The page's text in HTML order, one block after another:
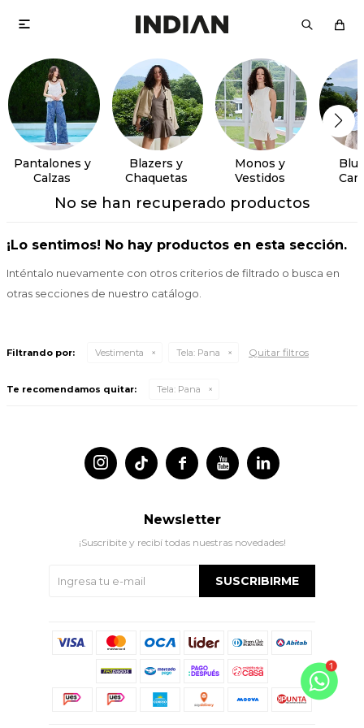

Pantalones y
Calzas
Blazers y
Chaquetas
Monos y
Vestidos
No se han recuperado productos
¡Lo sentimos! No hay productos en esta sección.
Inténtalo nuevamente con otros criterios de filtrado o busca en
otras secciones de nuestro catálogo.
Filtrando por: Vestimenta Tela: Pana Quitar filtros
Te recomendamos quitar: Tela: Pana
 
 
Newsletter
¡Suscribite y recibí todas nuestras novedades!
SUSCRIBIRME